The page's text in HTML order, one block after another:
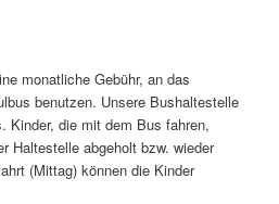
monatliche Gebühr, an das
benutzen. Unsere Bushaltestelle
Kinder, die mit dem Bus fahren,
Haltestelle abgeholt bzw. wieder
(Mittag) können die Kinder